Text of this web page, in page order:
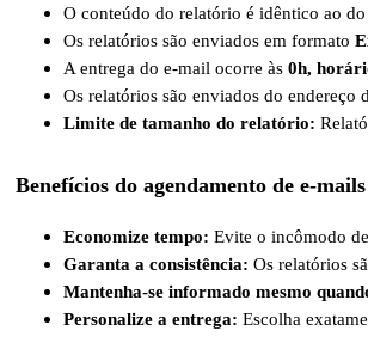
O conteúdo do relatório é idêntico ao
Os relatórios são enviados em formato
A entrega do e-mail ocorre às 0h,
Os relatórios são enviados do endereço
Limite de tamanho do relatório:
Benefícios do agendamento de e-
Economize tempo: Evite o incômodo
Garanta a consistência: Os relatórios
Mantenha-se informado mesmo
Personalize a entrega: Escolha